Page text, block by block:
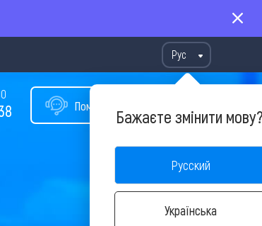
Рус
Бажаєте змінити
Русский
Українська
Помощь в подборе тура